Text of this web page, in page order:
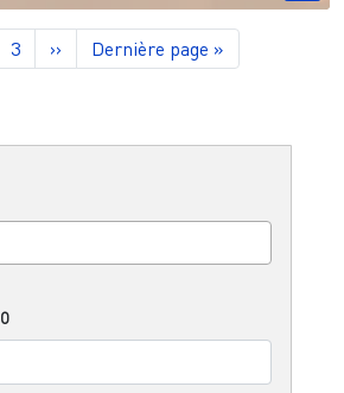
Page
3 Page suivante
›› Dernière page
Dernière page »